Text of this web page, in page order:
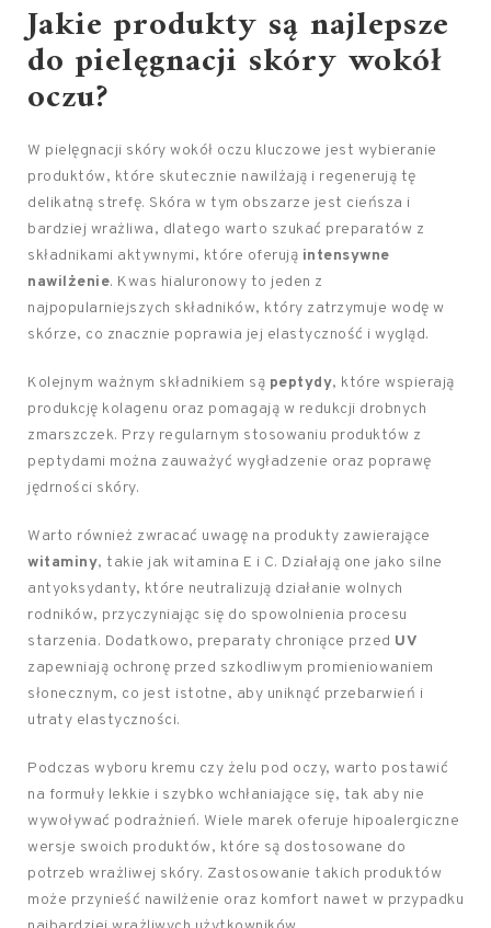
Jakie produkty są najlepsze
do pielęgnacji skóry wokół
oczu?
W pielęgnacji skóry wokół oczu kluczowe jest wybieranie
produktów, które skutecznie nawilżają i regenerują tę
delikatną strefę. Skóra w tym obszarze jest cieńsza i
bardziej wrażliwa, dlatego warto szukać preparatów z
składnikami aktywnymi, które oferują intensywne
nawilżenie. Kwas hialuronowy to jeden z
najpopularniejszych składników, który zatrzymuje wodę w
skórze, co znacznie poprawia jej elastyczność i wygląd.
Kolejnym ważnym składnikiem są peptydy, które wspierają
produkcję kolagenu oraz pomagają w redukcji drobnych
zmarszczek. Przy regularnym stosowaniu produktów z
peptydami można zauważyć wygładzenie oraz poprawę
jędrności skóry.
Warto również zwracać uwagę na produkty zawierające
witaminy, takie jak witamina E i C. Działają one jako silne
antyoksydanty, które neutralizują działanie wolnych
rodników, przyczyniając się do spowolnienia procesu
starzenia. Dodatkowo, preparaty chroniące przed UV
zapewniają ochronę przed szkodliwym promieniowaniem
słonecznym, co jest istotne, aby uniknąć przebarwień i
utraty elastyczności.
Podczas wyboru kremu czy żelu pod oczy, warto postawić
na formuły lekkie i szybko wchłaniające się, tak aby nie
wywoływać podrażnień. Wiele marek oferuje hipoalergiczne
wersje swoich produktów, które są dostosowane do
potrzeb wrażliwej skóry. Zastosowanie takich produktów
może przynieść nawilżenie oraz komfort nawet w przypadku